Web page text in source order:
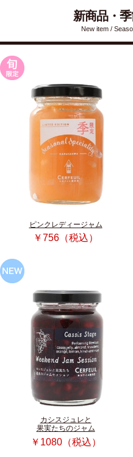
新商品・
New item /
ピンクレディージャム
￥756（税込）
カシスジュレと
果実たちのジャム
￥1080（税込）